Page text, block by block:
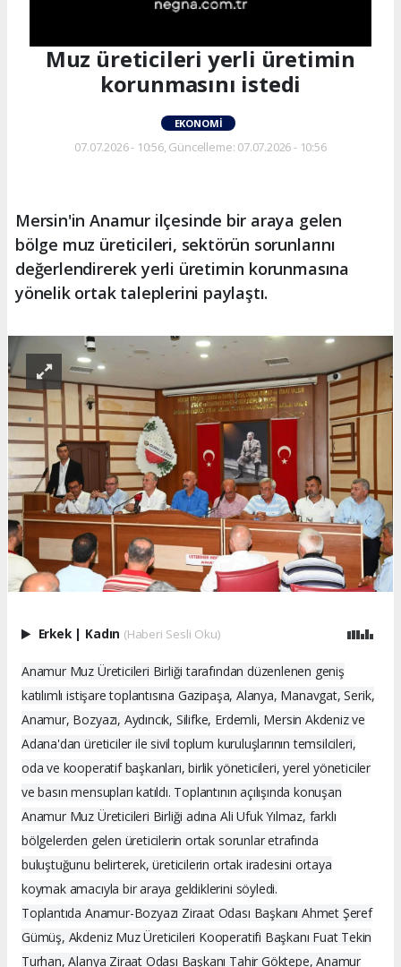
Muz üreticileri yerli üretimin
korunmasını istedi
EKONOMI
07.07.2026 - 10:56, Güncelleme: 07.07.2026 - 10:56
Mersin'in Anamur ilçesinde bir araya gelen
bölge muz üreticileri, sektörün sorunlarını
değerlendirerek yerli üretimin korunmasına
yönelik ortak taleplerini paylaştı.
Erkek | Kadın (Haberi Sesli Oku)
Anamur Muz Üreticileri Birliği tarafından düzenlenen geniş
katılımlı istişare toplantısına Gazipaşa, Alanya, Manavgat, Serik,
Anamur, Bozyazı, Aydıncık, Silifke, Erdemli, Mersin Akdeniz ve
Adana'dan üreticiler ile sivil toplum kuruluşlarının temsilcileri,
oda ve kooperatif başkanları, birlik yöneticileri, yerel yöneticiler
ve basın mensupları katıldı. Toplantının açılışında konuşan
Anamur Muz Üreticileri Birliği adına Ali Ufuk Yılmaz, farklı
bölgelerden gelen üreticilerin ortak sorunlar etrafında
buluştuğunu belirterek, üreticilerin ortak iradesini ortaya
koymak amacıyla bir araya geldiklerini söyledi.
Toplantıda Anamur-Bozyazı Ziraat Odası Başkanı Ahmet Şeref
Gümüş, Akdeniz Muz Üreticileri Kooperatifi Başkanı Fuat Tekin
Turhan, Alanya Ziraat Odası Başkanı Tahir Göktepe, Anamur